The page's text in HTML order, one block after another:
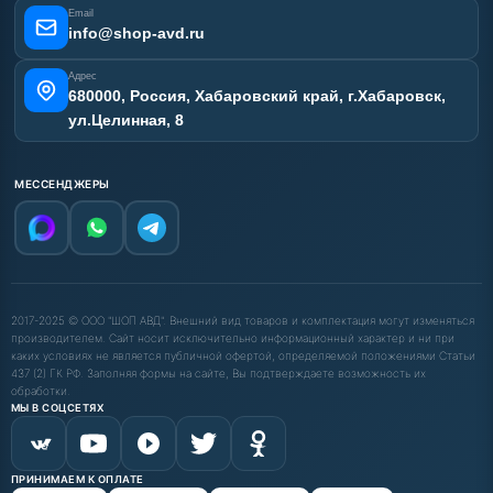
Email
info@shop-avd.ru
Адрес
680000, Россия, Хабаровский край, г.Хабаровск,
ул.Целинная, 8
МЕССЕНДЖЕРЫ
2017-2025 © ООО "ШОП АВД". Внешний вид товаров и комплектация могут изменяться
производителем. Сайт носит исключительно информационный характер и ни при
каких условиях не является публичной офертой, определяемой положениями Статьи
437 (2) ГК РФ. Заполняя формы на сайте, Вы подтверждаете возможность их
обработки.
МЫ В СОЦСЕТЯХ
ПРИНИМАЕМ К ОПЛАТЕ